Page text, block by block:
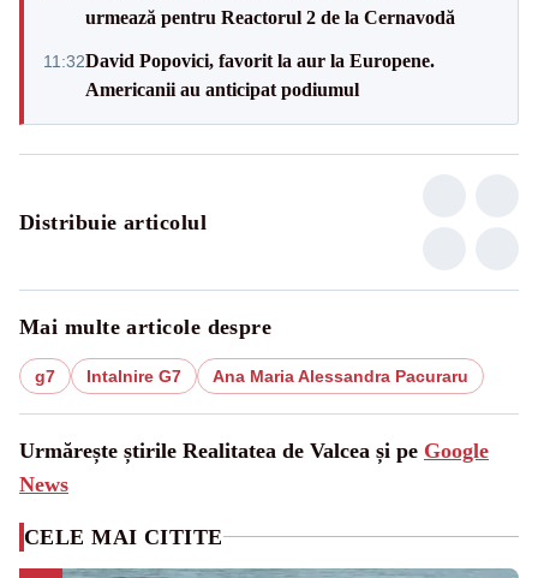
urmează pentru Reactorul 2 de la Cernavodă
11:32David Popovici, favorit la aur la Europene.
Americanii au anticipat podiumul
Distribuie articolul
Mai multe articole despre
g7 Intalnire G7 Ana Maria Alessandra Pacuraru
Urmărește știrile Realitatea de Valcea și pe Google
News
CELE MAI CITITE